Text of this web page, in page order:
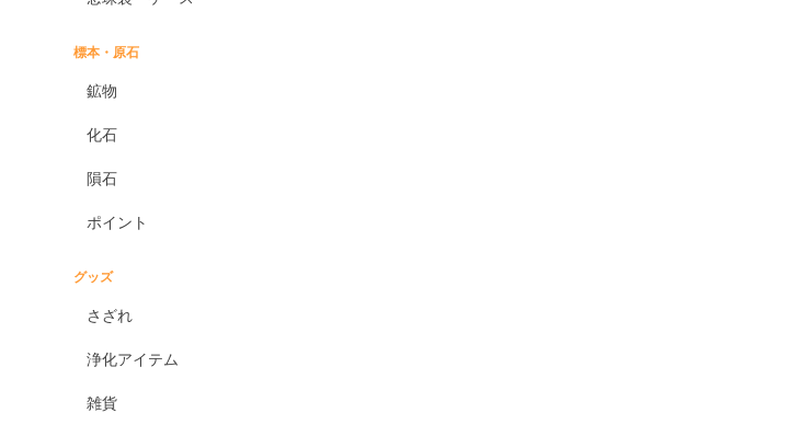
標本・原石
鉱物
化石
隕石
ポイント
グッズ
さざれ
浄化アイテム
雑貨